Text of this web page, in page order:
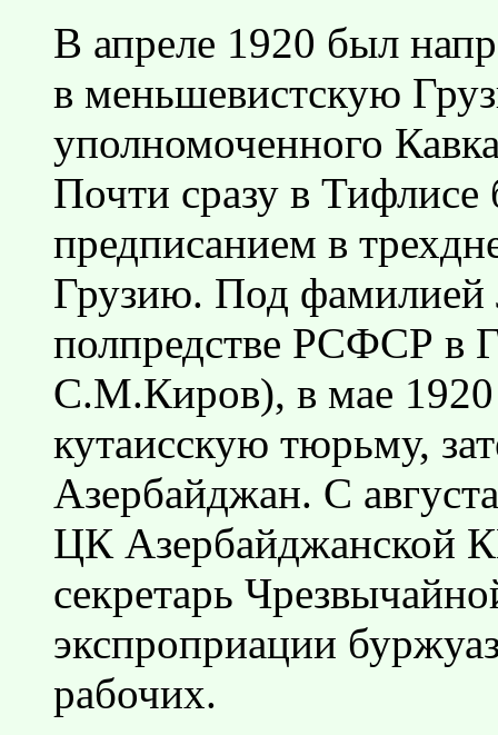
В апреле 1920 был
в меньшевистскую
уполномоченного
Почти сразу в Тифлисе
предписанием в
Грузию. Под фамилией
полпредстве РСФСР в
С.М.Киров), в мае 1920
кутаисскую тюрьму,
Азербайджан. С
ЦК Азербайджанской
секретарь
экспроприации
рабочих.